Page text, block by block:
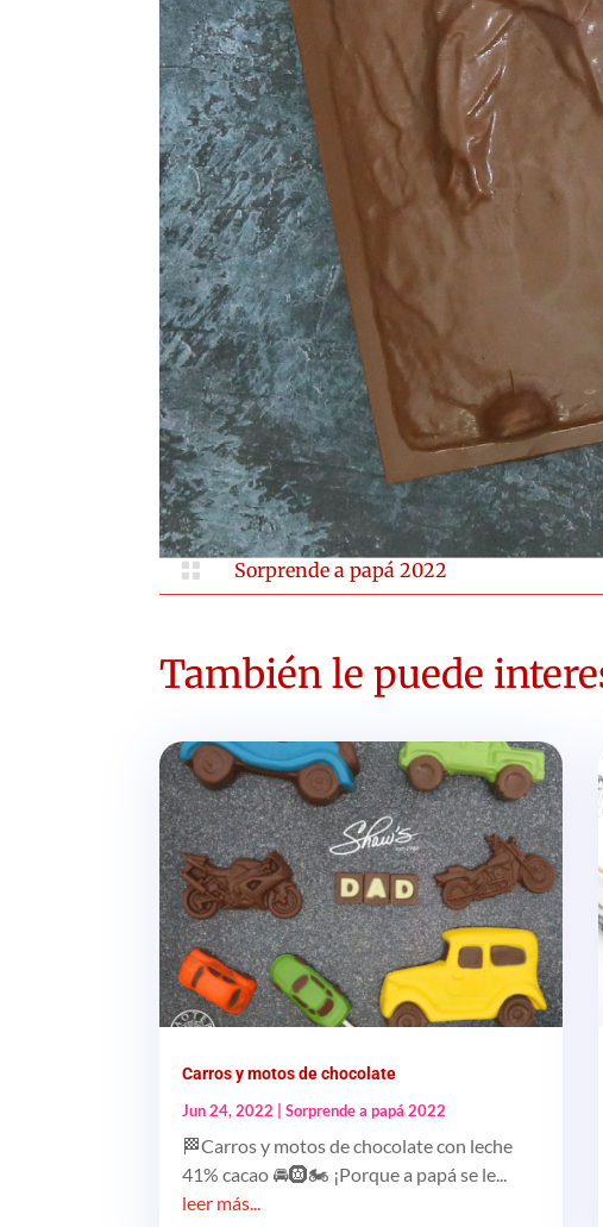
 Sorprende a papá 2022
También le puede
Carros y motos de chocolate
Jun 24, 2022 |Sorprende a papá 2022
🏁Carros y motos de chocolate con leche
41% cacao 🚘🛞🏍️ ¡Porque a papá se le...
leer más...